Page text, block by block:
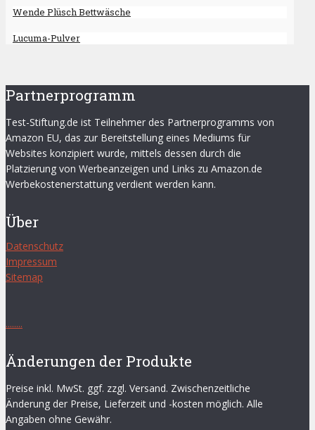
Wende Plüsch Bettwäsche
Lucuma-Pulver
Partnerprogramm
Test-Stiftung.de ist Teilnehmer des Partnerprogramms von
Amazon EU, das zur Bereitstellung eines Mediums für
Websites konzipiert wurde, mittels dessen durch die
Platzierung von Werbeanzeigen und Links zu Amazon.de
Werbekostenerstattung verdient werden kann.
Über
Datenschutz
Impressum
Sitemap
........
Änderungen der Produkte
Preise inkl. MwSt. ggf. zzgl. Versand. Zwischenzeitliche
Änderung der Preise, Lieferzeit und -kosten möglich. Alle
Angaben ohne Gewähr.